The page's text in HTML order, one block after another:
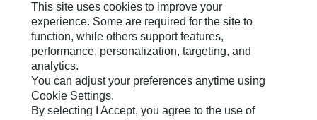
Mes Préférences Marketing
Plan Du Site
Cookie Settings
Légales
Confidentialité
This site uses cookies to improve your
experience. Some are required for the site to
function, while others support features,
performance, personalization, targeting, and
analytics.
You can adjust your preferences anytime using
Cookie Settings.
By selecting I Accept, you agree to the use of